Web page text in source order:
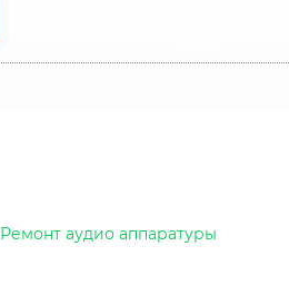
Ремонт аудио аппаратуры